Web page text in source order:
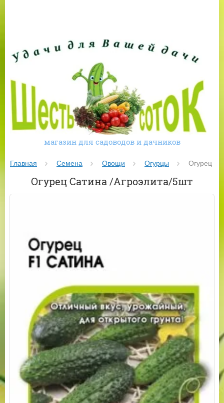
магазин для садоводов и дачников
Главная Семена Овощи Огурцы Огурец
Огурец Сатина /Агроэлита/5шт